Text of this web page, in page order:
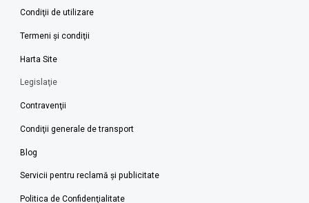
Condiţii de utilizare
Termeni şi condiţii
Harta Site
Legislaţie
Contravenţii
Condiţii generale de transport
Blog
Servicii pentru reclamă și publicitate
Politica de Confidenţialitate